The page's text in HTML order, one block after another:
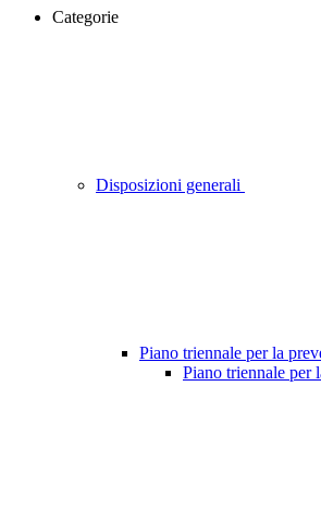
Categorie
Disposizioni generali
Piano triennale per la
Piano triennale per